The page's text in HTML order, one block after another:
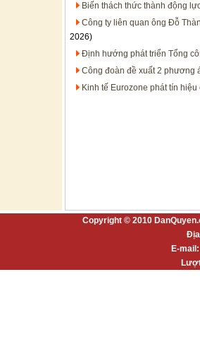
Biến thách thức thành động
Công ty liên quan ông Đỗ
2026)
Định hướng phát triển Tổng
Công đoàn đề xuất 2 phương
Kinh tế Eurozone phát tín
Copyright © 2010
E-